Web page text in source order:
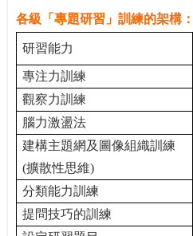
各級「專題研習」訓練的架構：
研習能力
專注力訓練
觀察力訓練
腦力激盪法
建構主題網及圖像組織訓練
(擴散性思維)
分類能力訓練
提問技巧的訓練